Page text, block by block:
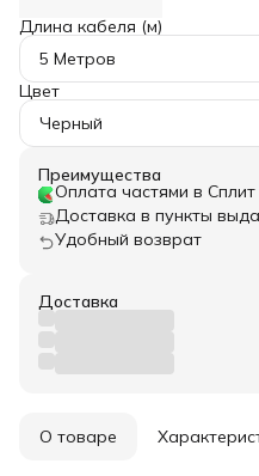
Длина кабеля (м)
5 Метров
Цвет
Черный
Преимущества
Оплата частями в Сплит
Доставка в пункты
Удобный возврат
Доставка
О товаре